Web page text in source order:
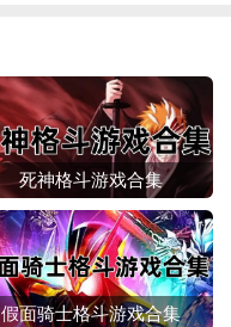
死神格斗游戏合集
假面骑士格斗游戏合集